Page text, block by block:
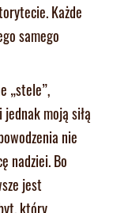
Każde
samego
„stele”,
moją siłą
nie
nadziei. Bo
jest
który